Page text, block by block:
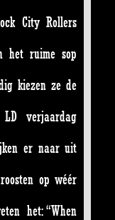
City Rollers
het ruime sop
kiezen ze de
verjaardag
er naar uit
op wéér
het: “When